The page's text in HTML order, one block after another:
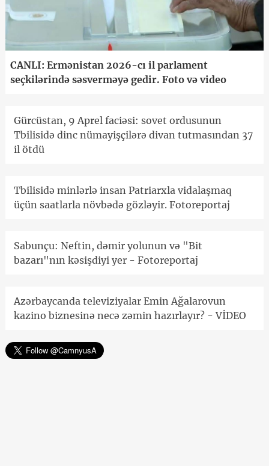
CANLI: Ermənistan 2026-cı il parlament
seçkilərində səsverməyə gedir. Foto və video
Gürcüstan, 9 Aprel faciəsi: sovet ordusunun
Tbilisidə dinc nümayişçilərə divan tutmasından 37
il ötdü
Tbilisidə minlərlə insan Patriarxla vidalaşmaq
üçün saatlarla növbədə gözləyir. Fotoreportaj
Sabunçu: Neftin, dəmir yolunun və "Bit
bazarı"nın kəsişdiyi yer - Fotoreportaj
Azərbaycanda televiziyalar Emin Ağalarovun
kazino biznesinə necə zəmin hazırlayır? - VİDEO